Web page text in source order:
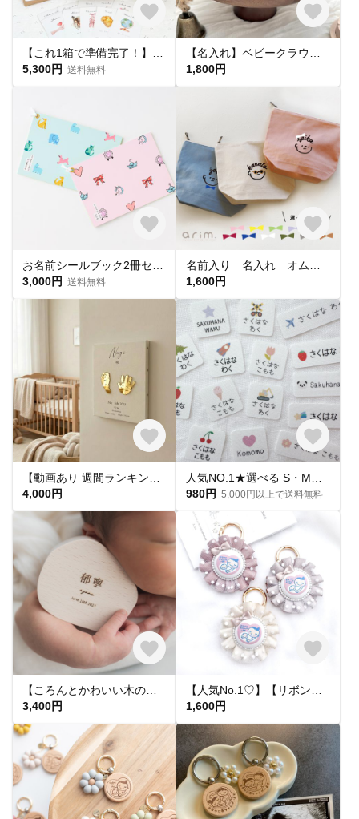
5,300円 送料無料
1,800円
3,000円 送料無料
1,600円
4,000円
980円 5,000円以上で送料無料
3,400円
1,600円